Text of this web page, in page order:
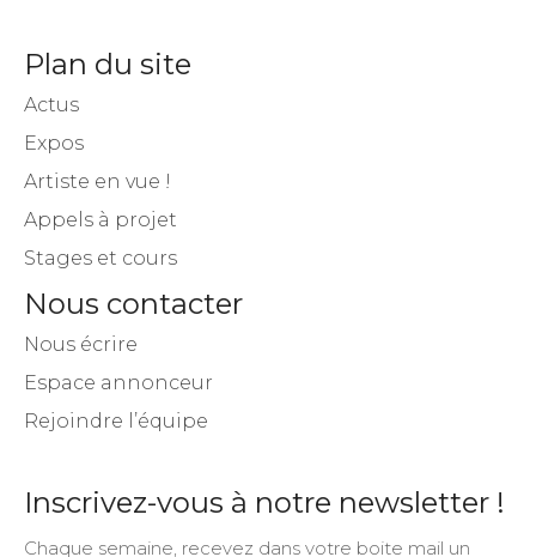
Plan du site
Actus
Expos
Artiste en vue !
Appels à projet
Stages et cours
Nous contacter
Nous écrire
Espace annonceur
Rejoindre l’équipe
Inscrivez-vous à notre newsletter !
Chaque semaine, recevez dans votre boite mail un